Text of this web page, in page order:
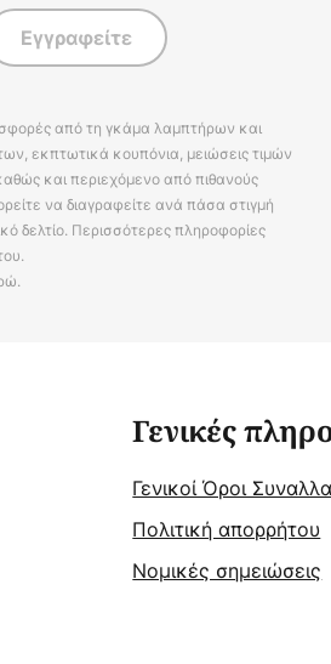
Εγγραφείτε
από τη γκάμα λαμπτήρων και
εκπτωτικά κουπόνια, μειώσεις τιμών
και περιεχόμενο από πιθανούς
να διαγραφείτε ανά πάσα στιγμή
δελτίο. Περισσότερες πληροφορίες
Γενικές
Γενικοί Όροι
Πολιτική απορρήτου
Νομικές σημειώσεις